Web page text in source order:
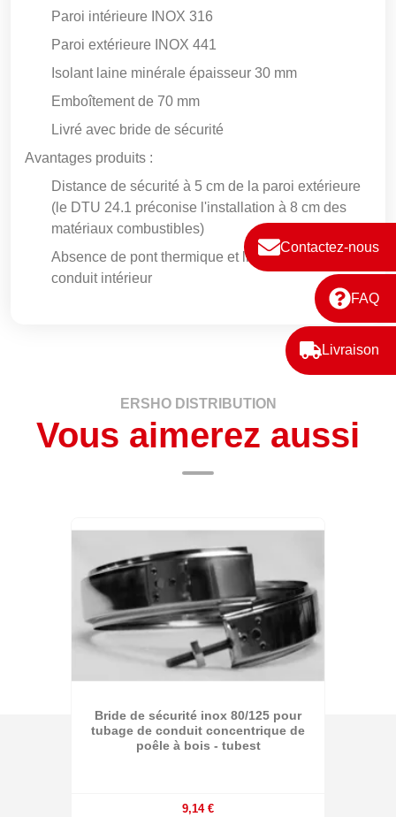
Contactez-nous
FAQ
Livraison
Paroi intérieure INOX 316
Paroi extérieure INOX 441
Isolant laine minérale épaisseur 30 mm
Emboîtement de 70 mm
Livré avec bride de sécurité
Avantages produits :
Distance de sécurité à 5 cm de la paroi extérieure
(le DTU 24.1 préconise l'installation à 8 cm des
matériaux combustibles)
Absence de pont thermique et libre dilatation du
conduit intérieur
ERSHO DISTRIBUTION
Vous aimerez aussi
Bride de sécurité inox 80/125 pour
tubage de conduit concentrique de
poêle à bois - tubest
9,14 €